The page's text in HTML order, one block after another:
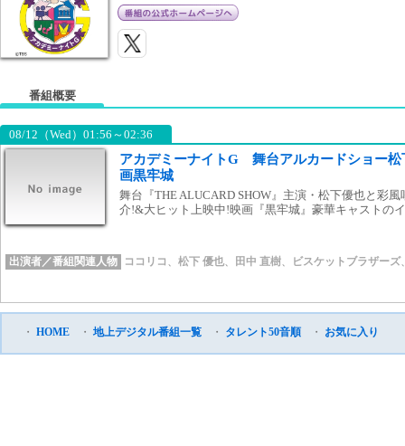
番組概要
08/12（Wed）01:56～02:36
アカデミーナイトG 舞台アルカードショー
画黒牢城
舞台『THE ALUCARD SHOW』主演・松下優也と彩
介!&大ヒット上映中!映画『黒牢城』豪華キャストの
出演者／番組関連人物 ココリコ 、 松下 優也、 田中 直樹、 ビスケットブラザーズ
・ HOME ・ 地上デジタル番組一覧 ・ タレント50音順 ・ お気に入り